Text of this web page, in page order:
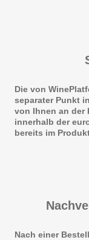
Die von
separater Punkt
von Ihnen an der
innerhalb der
bereits im
Nach einer